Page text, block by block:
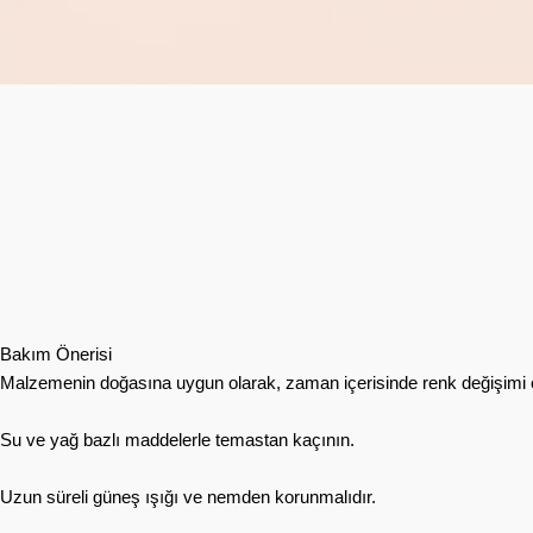
Bakım Önerisi
Malzemenin doğasına uygun olarak, zaman içerisinde renk değişimi
Su ve yağ bazlı maddelerle temastan kaçının.
Uzun süreli güneş ışığı ve nemden korunmalıdır.